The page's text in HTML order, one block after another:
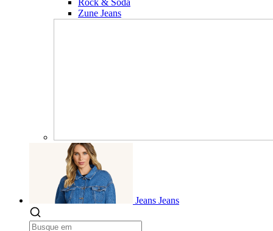
Rock & Soda
Zune Jeans
Jeans Jeans